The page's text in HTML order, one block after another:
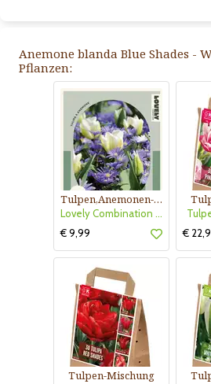
Anemone blanda Blue Shades -
Pflanzen:
Tulpen,Anemonen-Mischung
Lovely Combination Tulpen,Anemonen
€ 9,99
€
Tulpen-Mischung